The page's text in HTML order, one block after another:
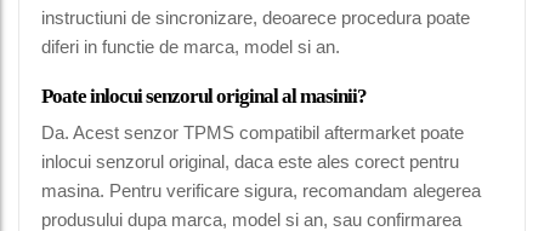
instructiuni de sincronizare, deoarece procedura poate
diferi in functie de marca, model si an.
Poate inlocui senzorul original al masinii?
Da. Acest senzor TPMS compatibil aftermarket poate
inlocui senzorul original, daca este ales corect pentru
masina. Pentru verificare sigura, recomandam alegerea
produsului dupa marca, model si an, sau confirmarea